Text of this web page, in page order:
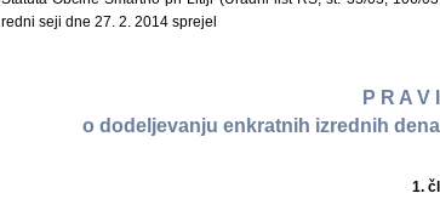
redni seji dne 27. 2. 2014 sprejel
P R A V
o dodeljevanju enkratnih izrednih
1.